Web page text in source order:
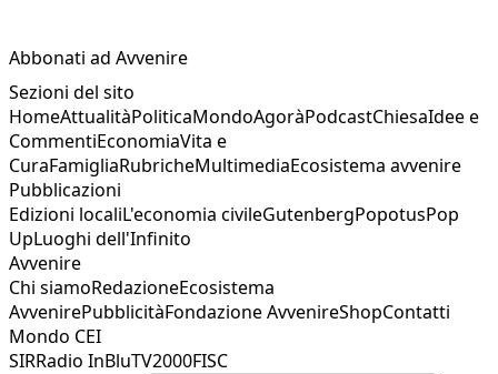
Abbonati ad Avvenire
Sezioni del sito
HomeAttualitàPoliticaMondoAgoràPodcastChiesaIdee e
CommentiEconomiaVita e
CuraFamigliaRubricheMultimediaEcosistema avvenire
Pubblicazioni
Edizioni localiL'economia civileGutenbergPopotusPop
UpLuoghi dell'Infinito
Avvenire
Chi siamoRedazioneEcosistema
AvvenirePubblicitàFondazione AvvenireShopContatti
Mondo CEI
SIRRadio InBluTV2000FISC